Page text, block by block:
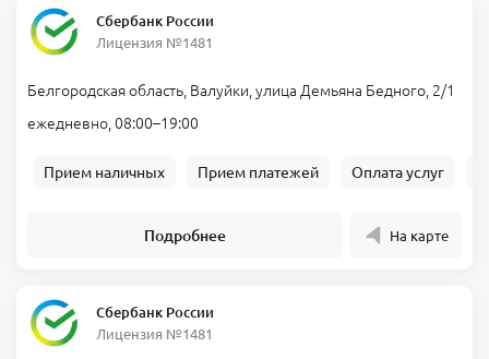
Сбербанк России
Лицензия №1481
Белгородская область, Валуйки, улица Демьяна Бедного, 2/1
ежедневно, 08:00–19:00
Прием наличных Прием платежей Оплата услуг
Подробнее На карте
Сбербанк России
Лицензия №1481